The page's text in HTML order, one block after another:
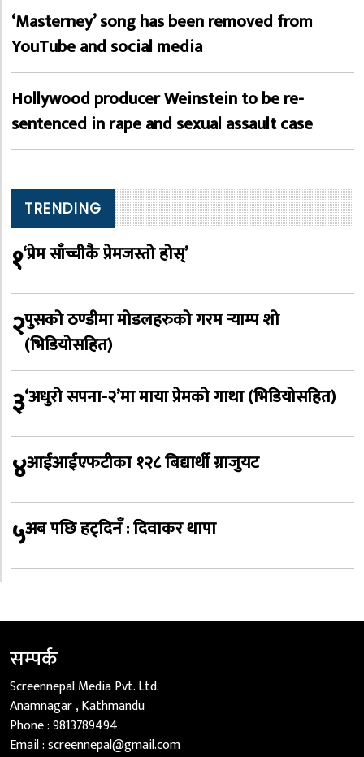
‘Masterney’ song has been removed from
YouTube and social media
Hollywood producer Weinstein to be re-
sentenced in rape and sexual assault case
TRENDING
१‘प्रेम साँच्चीकै प्रेमजस्तो होस्’
२पुसको ठण्डीमा मोडलहरुको गरम र्‍याम्प शो
(भिडियोसहित)
३‘अधुरो सपना-२’मा माया प्रेमको गाथा (भिडियोसहित)
४आईआईएफटीका १२८ बिद्यार्थी ग्राजुयट
५अब पछि हट्दिनँ : दिवाकर थापा
सम्पर्क
Screennepal Media Pvt. Ltd.
Anamnagar , Kathmandu
Phone :9813789494
Email :screennepal@gmail.com